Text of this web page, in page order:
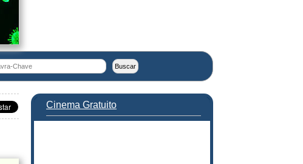
Cinema Gratuito